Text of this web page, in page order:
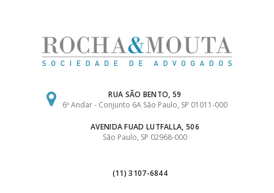
RUA SÃO BENTO, 59
6º Andar - Conjunto 6A São Paulo, SP 01011-000
AVENIDA FUAD LUTFALLA, 506
São Paulo, SP 02968-000
(11) 3107-6844